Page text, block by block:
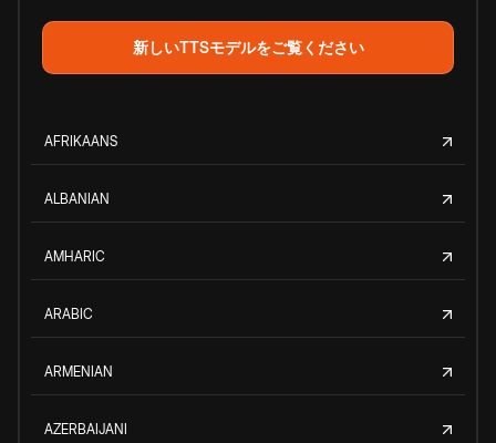
新しいTTSモデルをご覧ください
AFRIKAANS
ALBANIAN
AMHARIC
ARABIC
ARMENIAN
AZERBAIJANI